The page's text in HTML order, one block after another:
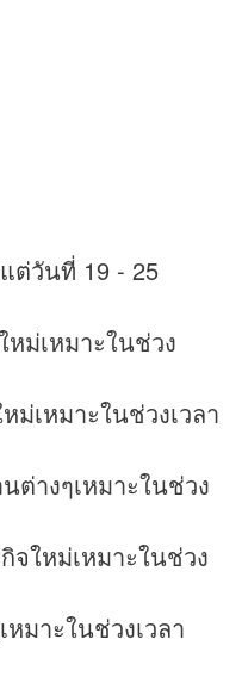
ต่วันที่ 19 - 25
ม่เหมาะในช่วง
เหมาะในช่วงเวลา
ต่างๆเหมาะในช่วง
จใหม่เหมาะในช่วง
มาะในช่วงเวลา